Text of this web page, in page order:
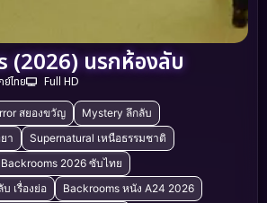
(2026) นรกห้องลับ
ย์ไทย
Full HD
สยองขวัญ
Mystery ลึกลับ
า
Supernatural เหนือธรรมชาติ
Backrooms 2026 ซับไทย
เรื่องย่อ
Backrooms หนัง A24 2026